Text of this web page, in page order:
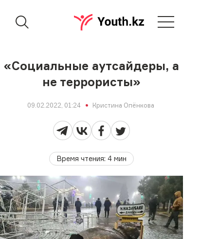
«Социальные аутсайдеры, а
не террористы»
09.02.2022, 01:24 Кристина Опёнкова
Время чтения: 4мин